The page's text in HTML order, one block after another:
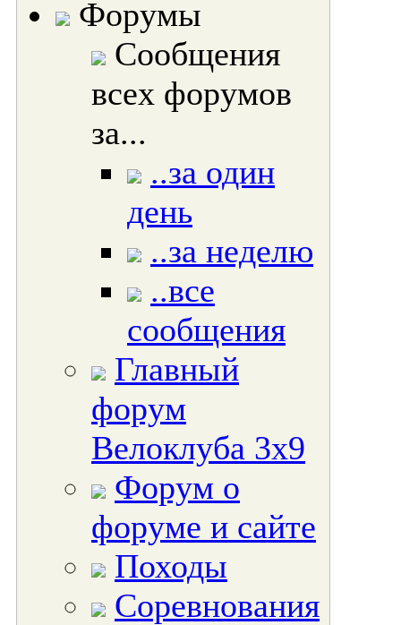
Форумы
Сообщения
всех форумов
за...
..за один
день
..за неделю
..все
сообщения
Главный
форум
Велоклуба 3х9
Форум о
форуме и сайте
Походы
Соревнования